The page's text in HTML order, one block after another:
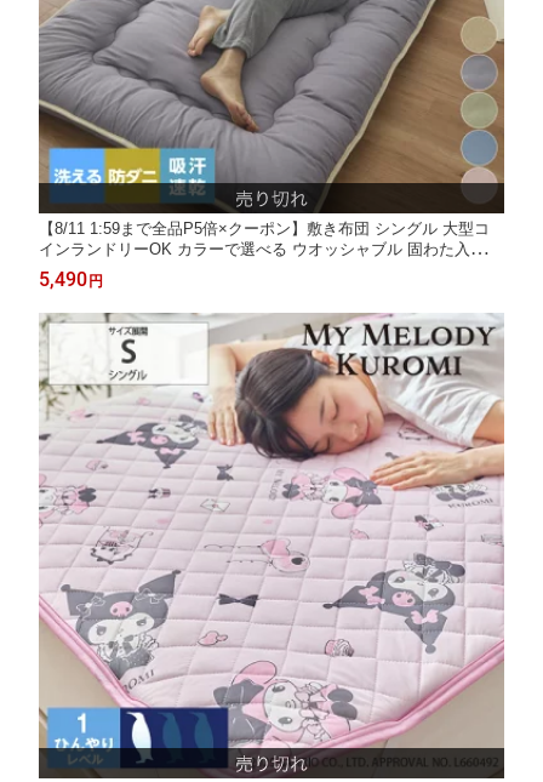
【8/11 1:59まで全品P5倍×クーポン】敷き布団 シングル 大型コ
インランドリーOK カラーで選べる ウオッシャブル 固わた入り3
層敷布団 吸汗 速乾 防ダニ さらさら 掛布団 オールシーズン 冷房
対策 洗える 洗い替え 来客用 おしゃれ 春 夏 秋 冬 涼感 nissen ニ
ッセン
5,490 円